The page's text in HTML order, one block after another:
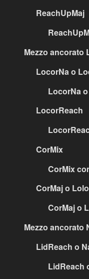
ReachUpMaj
Mezzo ancorato
LocorNa o
LocorNa
LocorReach
CorMix
CorMix
CorMaj o
CorMaj o
Mezzo ancorato
LidReach o
LidReach